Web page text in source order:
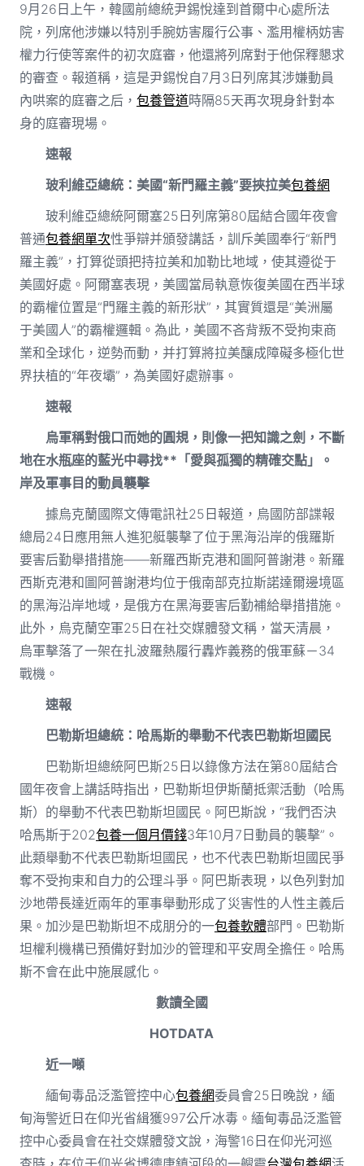
9月26日上午，韓國前總統尹錫悅達到首爾中心處所法
院，列席他涉嫌以特別手腕妨害履行公事、濫用權柄妨害
權力行使等案件的初次庭審，他還將列席對于他保釋懇求
的審查。報道稱，這是尹錫悅自7月3日列席其涉嫌動員
內哄案的庭審之后， 包養管道時隔85天再次現身針對本
身的庭審現場。
速報
玻利維亞總統：美國“新門羅主義”要挾拉美包養網
玻利維亞總統阿爾塞25日列席第80屆結合國年夜會
普通包養網單次性爭辯并頒發講話，訓斥美國奉行“新門
羅主義”，打算從頭把持拉美和加勒比地域，使其遵從于
美國好處。阿爾塞表現，美國當局執意恢復美國在西半球
的霸權位置是“門羅主義的新形狀”，其實質還是“美洲屬
于美國人”的霸權邏輯。為此，美國不吝背叛不受拘束商
業和全球化，逆勢而動，并打算將拉美釀成障礙多極化世
界扶植的“年夜壩”，為美國好處辦事。
速報
烏軍稱對俄口而她的圓規，則像一把知識之劍，不斷
地在水瓶座的藍光中尋找**「愛與孤獨的精確交點」。
岸及軍事目的動員襲擊
據烏克蘭國際文傳電訊社25日報道，烏國防部諜報
總局24日應用無人進犯艇襲擊了位于黑海沿岸的俄羅斯
要害后勤舉措措施——新羅西斯克港和圖阿普謝港。新羅
西斯克港和圖阿普謝港均位于俄南部克拉斯諾達爾邊境區
的黑海沿岸地域，是俄方在黑海要害后勤補給舉措措施。
此外，烏克蘭空軍25日在社交媒體發文稱，當天清晨，
烏軍擊落了一架在扎波羅熱履行轟炸義務的俄軍蘇－34
戰機。
速報
巴勒斯坦總統：哈馬斯的舉動不代表巴勒斯坦國民
巴勒斯坦總統阿巴斯25日以錄像方法在第80屆結合
國年夜會上講話時指出，巴勒斯坦伊斯蘭抵禦活動（哈馬
斯）的舉動不代表巴勒斯坦國民。阿巴斯說，“我們否決
哈馬斯于202包養一個月價錢3年10月7日動員的襲擊”。
此類舉動不代表巴勒斯坦國民，也不代表巴勒斯坦國民爭
奪不受拘束和自力的公理斗爭。阿巴斯表現，以色列對加
沙地帶長達近兩年的軍事舉動形成了災害性的人性主義后
果。加沙是巴勒斯坦不成朋分的一包養軟體部門。巴勒斯
坦權利機構已預備好對加沙的管理和平安周全擔任。哈馬
斯不會在此中施展感化。
數讀全國
HOTDATA
近一噸
緬甸毒品泛濫管控中心包養網委員會25日晚說，緬
甸海警近日在仰光省緝獲997公斤冰毒。緬甸毒品泛濫管
控中心委員會在社交媒體發文說，海警16日在仰光河巡